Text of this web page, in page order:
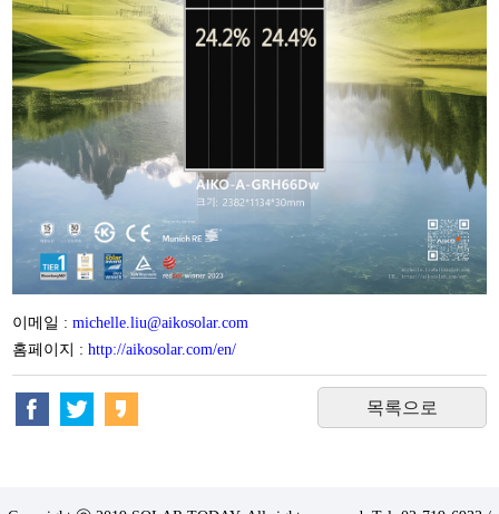
이메일 :michelle.liu@aikosolar.com
홈페이지 :http://aikosolar.com/en/
목록으로